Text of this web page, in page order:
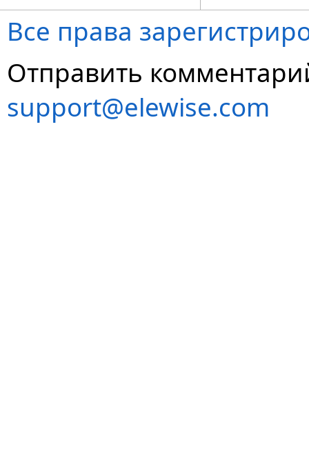
Все права
Отправить
support@elewise.com